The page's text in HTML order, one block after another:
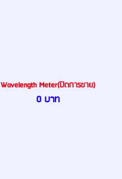
Wavelength Meter(ปิดการขาย)
0 บาท